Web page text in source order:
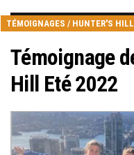
TÉMOIGNAGES / HUNTER'S HILL
Témoignage
Hill Eté 2022